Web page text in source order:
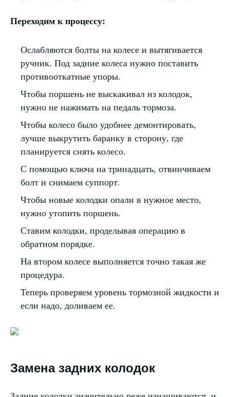
Переходим к процессу:
Ослабляются болты на колесе и вытягивается
ручник. Под задние колеса нужно поставить
противооткатные упоры.
Чтобы поршень не выскакивал из колодок,
нужно не нажимать на педаль тормоза.
Чтобы колесо было удобнее демонтировать,
лучше выкрутить баранку в сторону, где
планируется снять колесо.
С помощью ключа на тринадцать, отвинчиваем
болт и снимаем суппорт.
Чтобы новые колодки опали в нужное место,
нужно утопить поршень.
Ставим колодки, проделывая операцию в
обратном порядке.
На втором колесе выполняется точно такая же
процедура.
Теперь проверяем уровень тормозной жидкости и
если надо, доливаем ее.
Замена задних колодок